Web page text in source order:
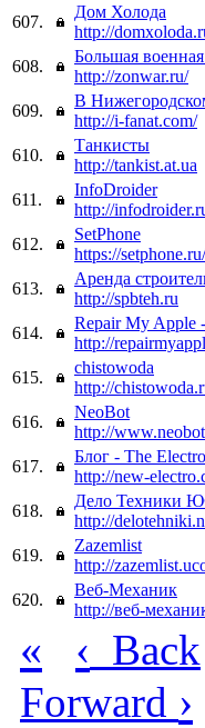
607.
Дом Холода
http://
608.
Большая
http://zonwar.ru/
609.
В
http://i-fanat.com/
610.
Танкисты
http://tankist.at.ua
611.
InfoDroider
http://
612.
SetPhone
https://setphone.ru/
613.
Аренда
http://spbteh.ru
614.
Repair My Apple
http://
615.
chistowoda
http://
616.
NeoBot
http://
617.
Блог - The
http://new-
618.
Дело Техники
http://
619.
Zazemlist
http://
620.
Веб-Механик
http://веб-
« ‹ Back
Forward ›